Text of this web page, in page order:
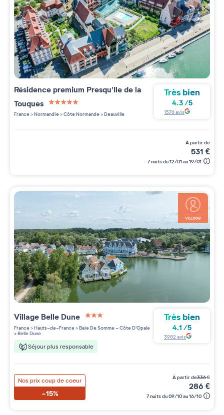
Résidence premium Presqu'Ile de la
Touques
5 étoiles sur 5
France>Normandie>Côte Normande>Deauville
Très bien
4.3/5
1576avis
à partir de
531 €
7 nuits du 12/01 au 19/01
Village Belle Dune
3 étoiles sur 5
France>Hauts-de-France>Baie De Somme - Côte D'Opale
>Belle Dune
Séjour plus responsable
Très bien
4.1 /5
3982 avis
Nos prix coup de coeur
-15%
à partir de336€
286 €
7 nuits du 09/10 au 16/10